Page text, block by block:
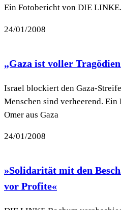
Ein Fotobericht von DIE
24/01/2008
„Gaza ist voller
Israel blockiert den Gaza-
Menschen sind verheerend.
Omer aus Gaza
24/01/2008
»Solidarität mit den
vor Profite«